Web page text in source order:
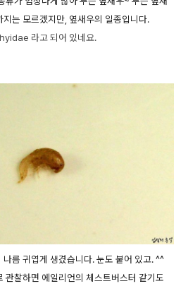
지는 모르겠지만, 옆새우의 일종입니다.
라고 되어 있네요.
나름 귀엽게 생겼습니다. 눈도 붙어 있고. ^^
관찰하면 에일리언의 체스트버스터 같기도